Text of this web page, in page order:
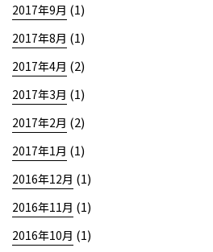
2017年9月 (1)
2017年8月 (1)
2017年4月 (2)
2017年3月 (1)
2017年2月 (2)
2017年1月 (1)
2016年12月 (1)
2016年11月 (1)
2016年10月 (1)